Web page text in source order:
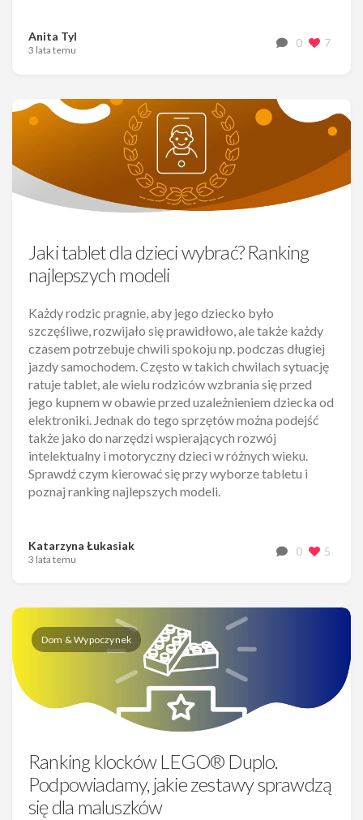
Anita Tyl
3 lata temu
0 7
Jaki tablet dla dzieci wybrać? Ranking
najlepszych modeli
Każdy rodzic pragnie, aby jego dziecko było
szczęśliwe, rozwijało się prawidłowo, ale także każdy
czasem potrzebuje chwili spokoju np. podczas długiej
jazdy samochodem. Często w takich chwilach sytuację
ratuje tablet, ale wielu rodziców wzbrania się przed
jego kupnem w obawie przed uzależnieniem dziecka od
elektroniki. Jednak do tego sprzętów można podejść
także jako do narzędzi wspierających rozwój
intelektualny i motoryczny dzieci w różnych wieku.
Sprawdź czym kierować się przy wyborze tabletu i
poznaj ranking najlepszych modeli.
Katarzyna Łukasiak
3 lata temu
0 5
Dom & Wypoczynek
Ranking klocków LEGO® Duplo.
Podpowiadamy, jakie zestawy sprawdzą
się dla maluszków